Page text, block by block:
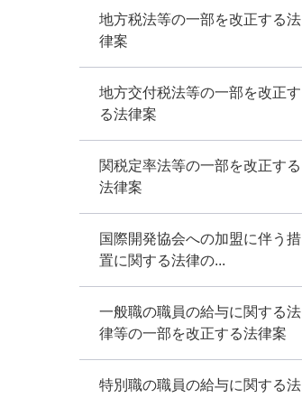
地方税法等の一部を改正する法
律案
地方交付税法等の一部を改正す
る法律案
関税定率法等の一部を改正する
法律案
国際開発協会への加盟に伴う措
置に関する法律の...
一般職の職員の給与に関する法
律等の一部を改正する法律案
特別職の職員の給与に関する法